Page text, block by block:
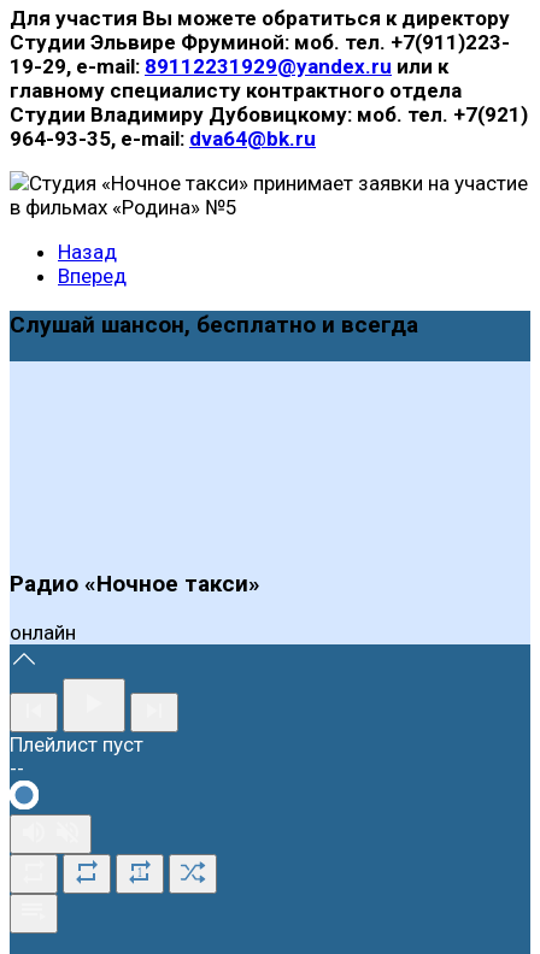
Для участия Вы можете обратиться к директору
Студии Эльвире Фруминой: моб. тел. +7(911)223-
19-29, e-mail: 89112231929@yandex.ru или к
главному специалисту контрактного отдела
Студии Владимиру Дубовицкому: моб. тел. +7(921)
964-93-35, e-mail: dva64@bk.ru
Назад
Вперед
Слушай шансон, бесплатно и всегда
Радио «Ночное такси»
онлайн
Плейлист пуст
--
1